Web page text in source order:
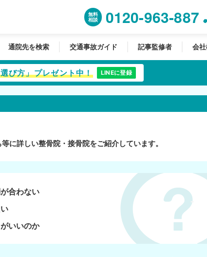
無料
相談
0120-963-887
通院先を検索 交通事故ガイド 記事監修者 会
び方」プレゼント中！ LINEに登録
に詳しい整骨院・接骨院をご紹介しています。
合わない
いいのか